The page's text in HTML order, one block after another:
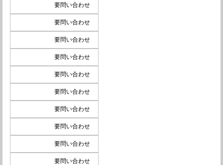
要問い合わせ
要問い合わせ
要問い合わせ
要問い合わせ
要問い合わせ
要問い合わせ
要問い合わせ
要問い合わせ
要問い合わせ
要問い合わせ